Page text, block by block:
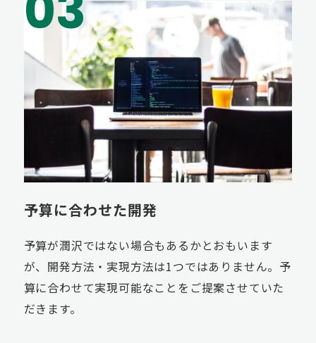
予算に合わせた開発
予算が潤沢ではない場合もあるかとおもいます
が、開発方法・実現方法は1つではありません。予
算に合わせて実現可能なことをご提案させていた
だきます。